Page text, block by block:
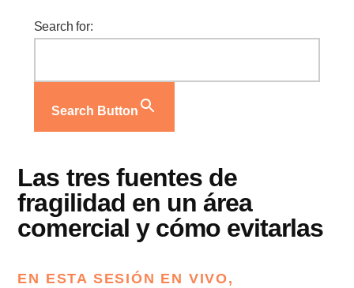
Search for:
Search Button
Las tres fuentes de
fragilidad en un área
comercial y cómo evitarlas
​EN ESTA SESIÓN EN VIVO,